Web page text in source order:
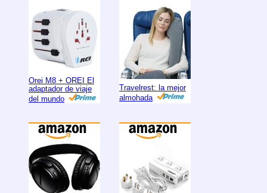
Orei M8 + OREI El
adaptador de viaje
del mundo
Travelrest: la mejor
almohada